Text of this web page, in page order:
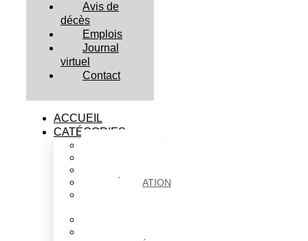
Avis de
décès
Emplois
Journal
virtuel
Contact
ACCUEIL
CATÉGORIES
ÉDUCATION